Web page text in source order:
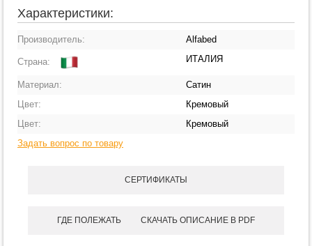
Характеристики:
Производитель: Alfabed
Страна: ИТАЛИЯ
Материал:
Сатин
Цвет:
Кремовый
Цвет:
Кремовый
Задать вопрос по товару
СЕРТИФИКАТЫ
ГДЕ ПОЛЕЖАТЬ СКАЧАТЬ ОПИСАНИЕ В PDF